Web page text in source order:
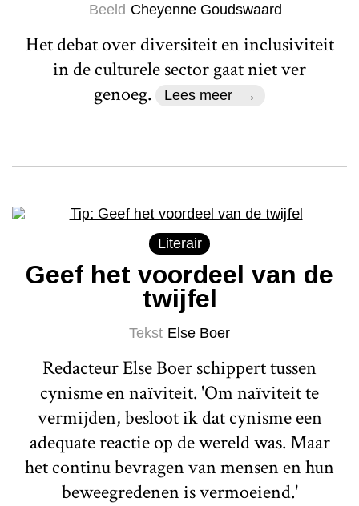
Beeld Cheyenne Goudswaard
Het debat over diversiteit en inclusiviteit
in de culturele sector gaat niet ver
genoeg.
Lees meer
Literair
Geef het voordeel van de
twijfel
Tekst Else Boer
Redacteur Else Boer schippert tussen
cynisme en naïviteit. 'Om naïviteit te
vermijden, besloot ik dat cynisme een
adequate reactie op de wereld was. Maar
het continu bevragen van mensen en hun
beweegredenen is vermoeiend.'